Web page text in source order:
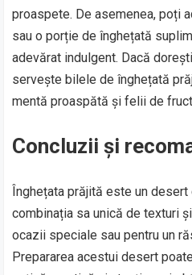
proaspete. De asemenea, poți
sau o porție de înghețată
adevărat indulgent. Dacă
servește bilele de înghețată
mentă proaspătă și felii de
Concluzii și
Înghețata prăjită este un
combinația sa unică de texturi
ocazii speciale sau pentru un
Prepararea acestui desert